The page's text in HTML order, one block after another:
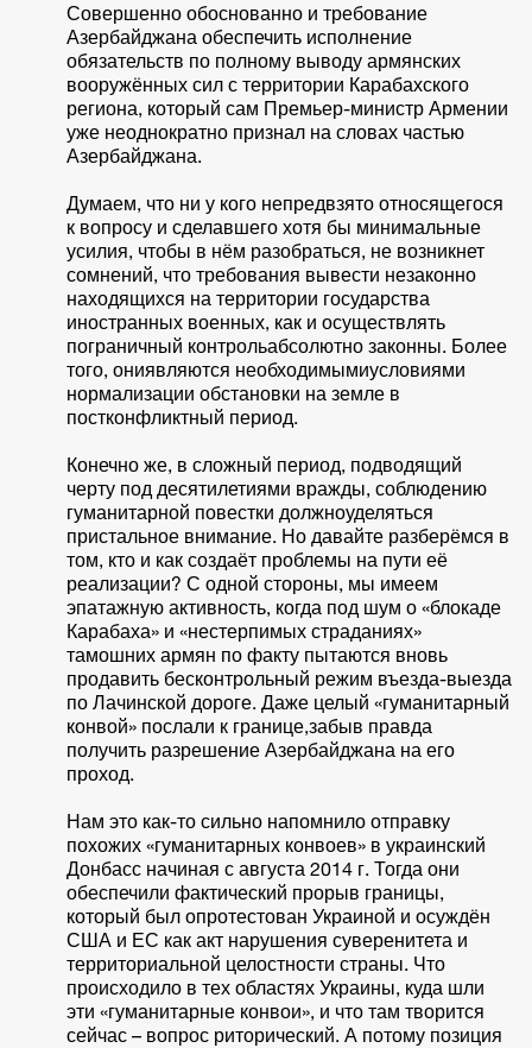
Совершенно обоснованно и требование
Азербайджана обеспечить исполнение
обязательств по полному выводу армянских
вооружённых сил с территории Карабахского
региона, который сам Премьер-министр Армении
уже неоднократно признал на словах частью
Азербайджана.
Думаем, что ни у кого непредвзято относящегося
к вопросу и сделавшего хотя бы минимальные
усилия, чтобы в нём разобраться, не возникнет
сомнений, что требования вывести незаконно
находящихся на территории государства
иностранных военных, как и осуществлять
пограничный контрольабсолютно законны. Более
того, ониявляются необходимымиусловиями
нормализации обстановки на земле в
постконфликтный период.
Конечно же, в сложный период, подводящий
черту под десятилетиями вражды, соблюдению
гуманитарной повестки должноуделяться
пристальное внимание. Но давайте разберёмся в
том, кто и как создаёт проблемы на пути её
реализации? С одной стороны, мы имеем
эпатажную активность, когда под шум о «блокаде
Карабаха» и «нестерпимых страданиях»
тамошних армян по факту пытаются вновь
продавить бесконтрольный режим въезда-выезда
по Лачинской дороге. Даже целый «гуманитарный
конвой» послали к границе,забыв правда
получить разрешение Азербайджана на его
проход.
Нам это как-то сильно напомнило отправку
похожих «гуманитарных конвоев» в украинский
Донбасс начиная с августа 2014 г. Тогда они
обеспечили фактический прорыв границы,
который был опротестован Украиной и осуждён
США и ЕС как акт нарушения суверенитета и
территориальной целостности страны. Что
происходило в тех областях Украины, куда шли
эти «гуманитарные конвои», и что там творится
сейчас – вопрос риторический. А потому позиция